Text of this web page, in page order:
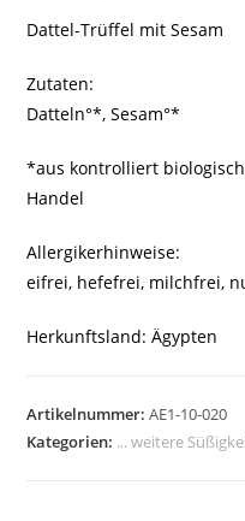
Dattel-Trüffel mit Sesam
Zutaten:
Datteln°*, Sesam°*
*aus kontrolliert
Handel
Allergikerhinweise:
eifrei, hefefrei, milchfrei,
Herkunftsland: Ägypten
Artikelnummer:AE1-10-020
Kategorien: ... weitere